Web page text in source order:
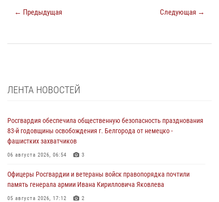
← Предыдущая Следующая →
ЛЕНТА НОВОСТЕЙ
Росгвардия обеспечила общественную безопасность празднования
83-й годовщины освобождения г. Белгорода от немецко -
фашистких захватчиков
06 августа 2026, 06:54 3
Офицеры Росгвардии и ветераны войск правопорядка почтили
память генерала армии Ивана Кирилловича Яковлева
05 августа 2026, 17:12 2